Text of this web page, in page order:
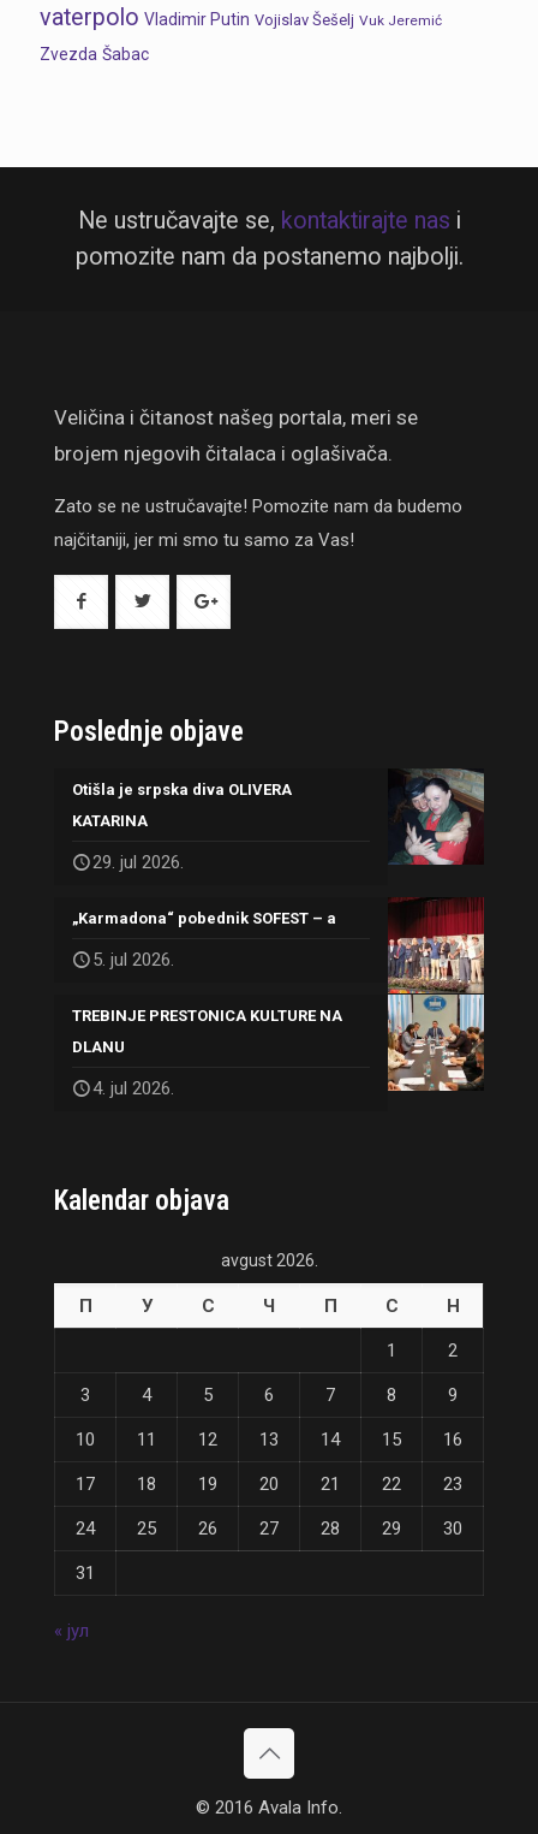
vaterpolo Vladimir Putin Vojislav Šešelj Vuk Jeremić
Zvezda Šabac
Ne ustručavajte se, kontaktirajte nas i
pomozite nam da postanemo najbolji.
Veličina i čitanost našeg portala, meri se
brojem njegovih čitalaca i oglašivača.
Zato se ne ustručavajte! Pomozite nam da budemo
najčitaniji, jer mi smo tu samo za Vas!
Poslednje objave
Otišla je srpska diva OLIVERA
KATARINA
29. jul 2026.
„Karmadona“ pobednik SOFEST – a
5. jul 2026.
TREBINJE PRESTONICA KULTURE NA
DLANU
4. jul 2026.
Kalendar objava
avgust 2026.
П У С Ч П С Н
1 2
3 4 5 6 7 8 9
10 11 12 13 14 15 16
17 18 19 20 21 22 23
24 25 26 27 28 29 30
31
« јул
© 2016 Avala Info.